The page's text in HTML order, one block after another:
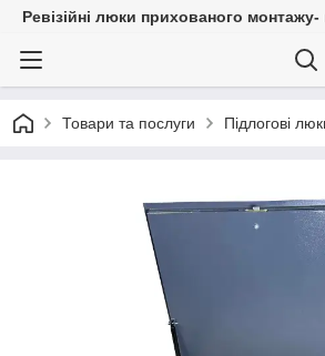
Ревізійні люки прихованого
Товари та послуги Підлогові